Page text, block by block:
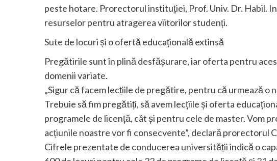
peste hotare. Prorectorul instituției, Prof. Univ. Dr. Habil.
resurselor pentru atragerea viitorilor studenți.
Sute de locuri și o ofertă educațională extinsă
Pregătirile sunt în plină desfășurare, iar oferta pentru
domenii variate.
„Sigur că facem lecțiile de pregătire, pentru că urmează o
Trebuie să fim pregătiți, să avem lecțiile și oferta
programele de licență, cât și pentru cele de master. Vom
acțiunile noastre vor fi consecvente”, declară prorectorul
Cifrele prezentate de conducerea universității indică o